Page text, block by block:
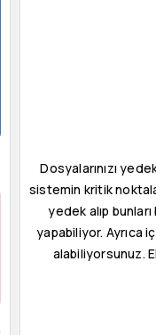
Dosyalarınızı
sistemin kritik
yedek alıp
yapabiliyor. Ayrıca
alabiliyorsunuz.